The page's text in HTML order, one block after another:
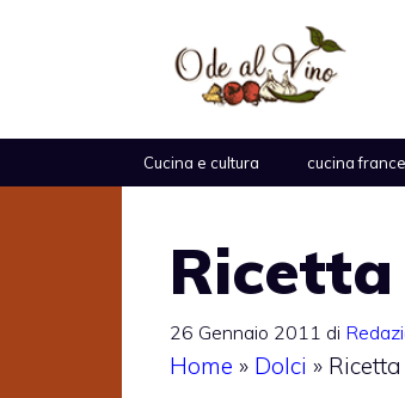
Cucina e cultura cucina
26 Gennaio 2011 di
Home » Dolci »